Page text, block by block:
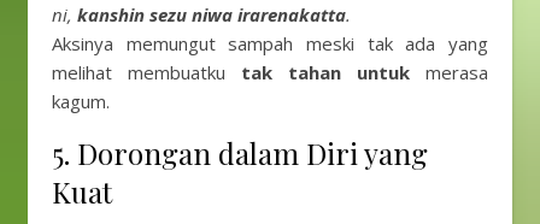
ni, kanshin sezu niwa irarenakatta.
Aksinya memungut sampah meski tak ada yang
melihat membuatku tak tahan untuk merasa
kagum.
5. Dorongan dalam Diri yang
Kuat